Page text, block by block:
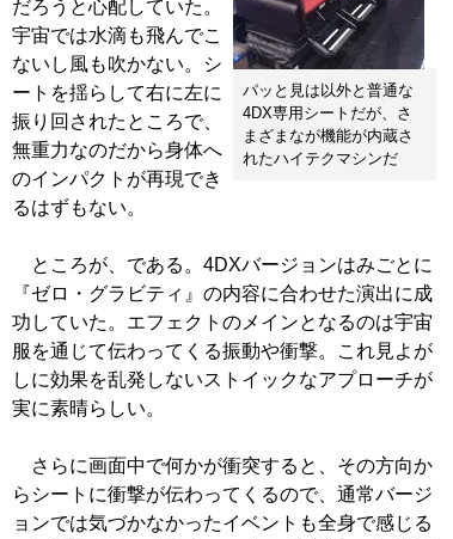
パッと見は以外と普通な
4DX専用シートだが、さ
まざまなが機能が内蔵さ
れたハイテクマシンだ
だろうと心配していた。
宇宙では水滴も飛んでこ
ないし風も吹かない。シ
ートを揺らして右に左に
振り回されたところで、
無重力なのだから身体へ
のインパクトが再現でき
るはずもない。
ところが、である。4DXバージョンはみごとに
『ゼロ・グラビティ』の内容に合わせた演出に成
功していた。エフェクトのメインとなるのは宇宙
服を通じて伝わってくる振動や衝撃。これ見よが
しに効果を乱発しないストイックなアプローチが
実に素晴らしい。
さらに画面中で何かが衝突すると、その方向か
らシートに衝撃が伝わってくるので、通常バージ
ョンでは気づかなかったイベントも全身で感じる